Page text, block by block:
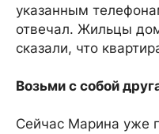
указанным
отвечал. Жильцы
сказали, что
Возьми с собой
Сейчас Марина уже